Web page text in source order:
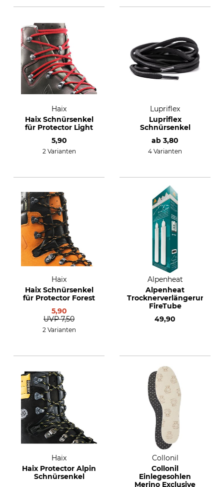
Haix
Haix Schnürsenkel
für Protector Light
5,90
2 Varianten
Lupriflex
Lupriflex
Schnürsenkel
ab 3,80
4 Varianten
Haix
Haix Schnürsenkel
für Protector Forest
5,90
UVP 7,50
2 Varianten
Alpenheat
Alpenheat
Trocknerverlängerungen
FireTube
49,90
Haix
Haix Protector Alpin
Schnürsenkel
Collonil
Collonil
Einlegesohlen
Merino Exclusive